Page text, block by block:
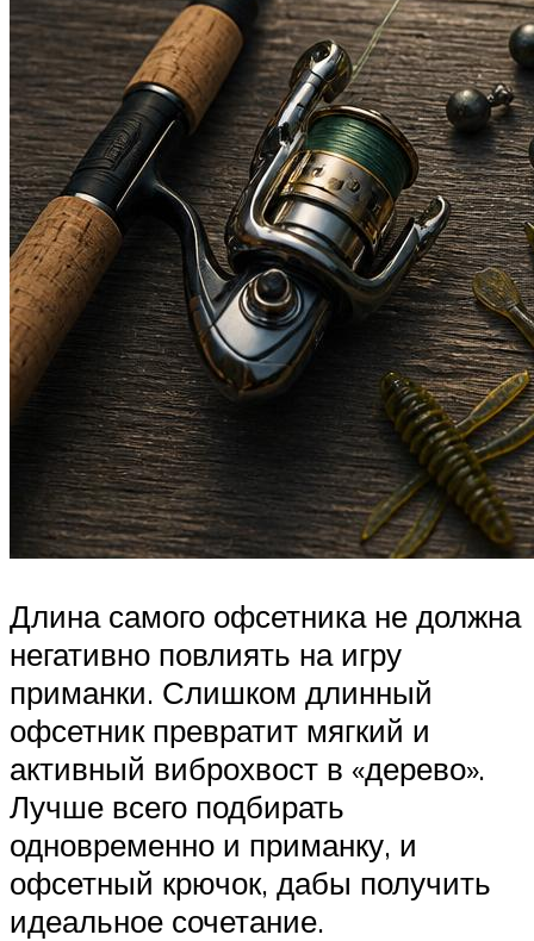
Длина самого офсетника не должна
негативно повлиять на игру
приманки. Слишком длинный
офсетник превратит мягкий и
активный виброхвост в «дерево».
Лучше всего подбирать
одновременно и приманку, и
офсетный крючок, дабы получить
идеальное сочетание.